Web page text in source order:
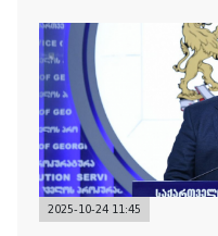
2025-10-24 11:45